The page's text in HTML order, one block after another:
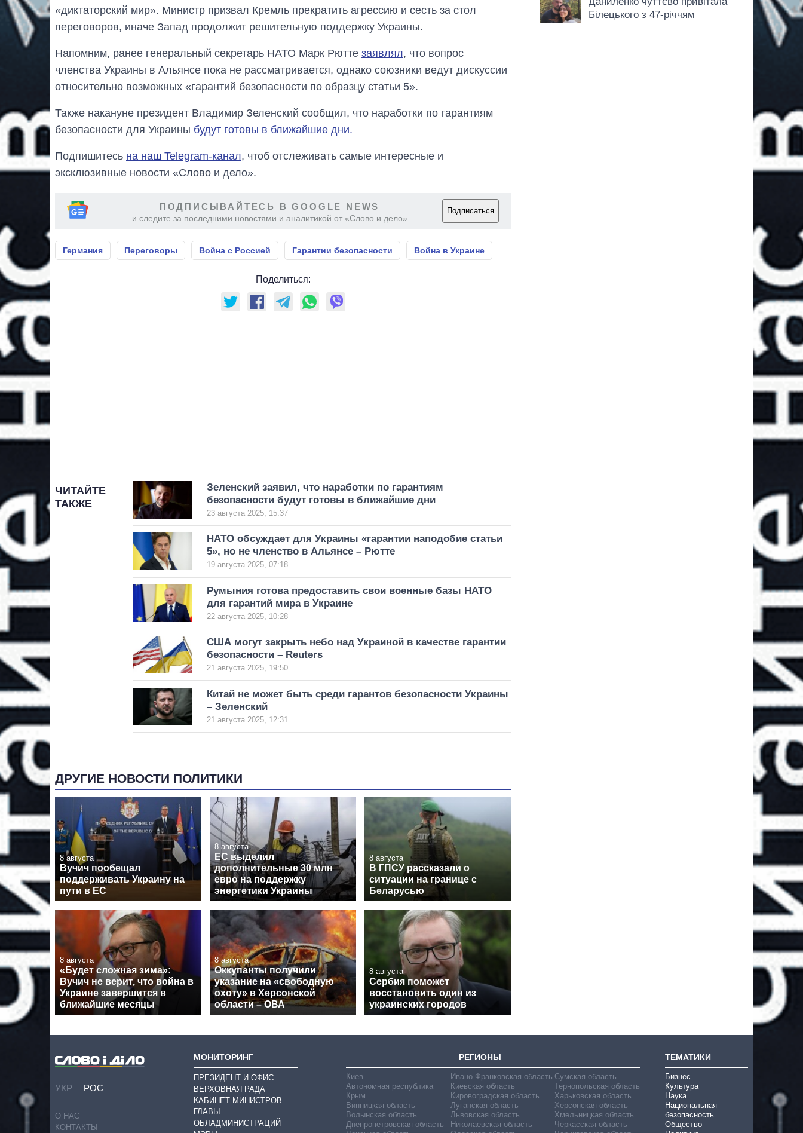
«диктаторский мир». Министр призвал Кремль прекратить агрессию и сесть за стол
переговоров, иначе Запад продолжит решительную поддержку Украины.
Напомним, ранее генеральный секретарь НАТО Марк Рютте заявлял, что вопрос
членства Украины в Альянсе пока не рассматривается, однако союзники ведут дискуссии
относительно возможных «гарантий безопасности по образцу статьи 5».
Также накануне президент Владимир Зеленский сообщил, что наработки по гарантиям
безопасности для Украины будут готовы в ближайшие дни.
Подпишитесь на наш Telegram-канал, чтоб отслеживать самые интересные и
эксклюзивные новости «Слово и дело».
ПОДПИСЫВАЙТЕСЬ В GOOGLE NEWS
и следите за последними новостями и аналитикой от «Слово и дело»
Подписаться
Германия Переговоры Война с Россией Гарантии безопасности Война в Украине
Поделиться:
ЧИТАЙТЕ
ТАКЖЕ
Зеленский заявил, что наработки по гарантиям
безопасности будут готовы в ближайшие дни
23 августа 2025, 15:37
НАТО обсуждает для Украины «гарантии наподобие статьи
5», но не членство в Альянсе – Рютте
19 августа 2025, 07:18
Румыния готова предоставить свои военные базы НАТО
для гарантий мира в Украине
22 августа 2025, 10:28
США могут закрыть небо над Украиной в качестве гарантии
безопасности – Reuters
21 августа 2025, 19:50
Китай не может быть среди гарантов безопасности Украины
– Зеленский
21 августа 2025, 12:31
ДРУГИЕ НОВОСТИ ПОЛИТИКИ
8 августа
Вучич пообещал
поддерживать Украину на
пути в ЕС
8 августа
ЕС выделил
дополнительные 30 млн
евро на поддержку
энергетики Украины
8 августа
В ГПСУ рассказали о
ситуации на границе с
Беларусью
8 августа
«Будет сложная зима»:
Вучич не верит, что война в
Украине завершится в
ближайшие месяцы
8 августа
Оккупанты получили
указание на «свободную
охоту» в Херсонской
области – ОВА
8 августа
Сербия поможет
восстановить один из
украинских городов
УКР РОС
О НАС
КОНТАКТЫ
МОНИТОРИНГ
ПРЕЗИДЕНТ И ОФИС
ВЕРХОВНАЯ РАДА
КАБИНЕТ МИНИСТРОВ
ГЛАВЫ
ОБЛАДМИНИСТРАЦИЙ
РЕГИОНЫ
Киев
Автономная республика
Крым
Винницкая область
Волынская область
Днепропетровская область
Ивано-Франковская область
Киевская область
Кировоградская область
Луганская область
Львовская область
Николаевская область
Сумская область
Тернопольская область
Харьковская область
Херсонская область
Хмельницкая область
Черкасская область
ТЕМАТИКИ
Бизнес
Культура
Наука
Национальная
безопасность
Общество